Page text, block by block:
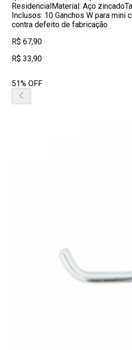
ResidencialMaterial: Aço
Inclusos: 10 Ganchos W para mini
contra defeito de fabricação
R$ 67,90
R$ 33,90
51% OFF